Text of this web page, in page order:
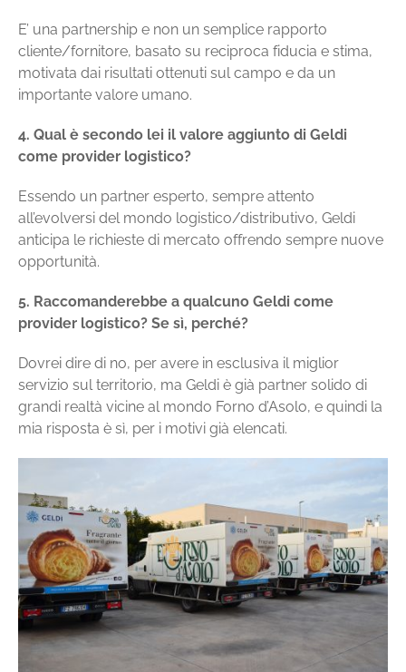
E’ una partnership e non un semplice rapporto
cliente/fornitore, basato su reciproca fiducia e stima,
motivata dai risultati ottenuti sul campo e da un
importante valore umano.
4. Qual è secondo lei il valore aggiunto di Geldi
come provider logistico?
Essendo un partner esperto, sempre attento
all’evolversi del mondo logistico/distributivo, Geldi
anticipa le richieste di mercato offrendo sempre nuove
opportunità.
5. Raccomanderebbe a qualcuno Geldi come
provider logistico? Se sì, perché?
Dovrei dire di no, per avere in esclusiva il miglior
servizio sul territorio, ma Geldi è già partner solido di
grandi realtà vicine al mondo Forno d’Asolo, e quindi la
mia risposta è sì, per i motivi già elencati.